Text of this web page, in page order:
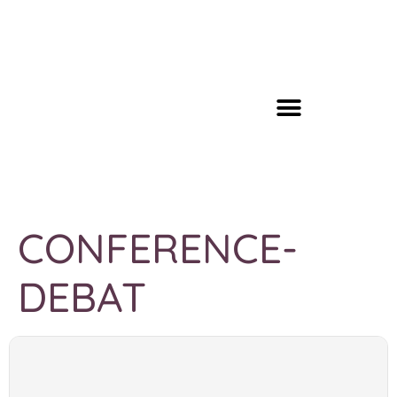
CONFERENCE-
DEBAT